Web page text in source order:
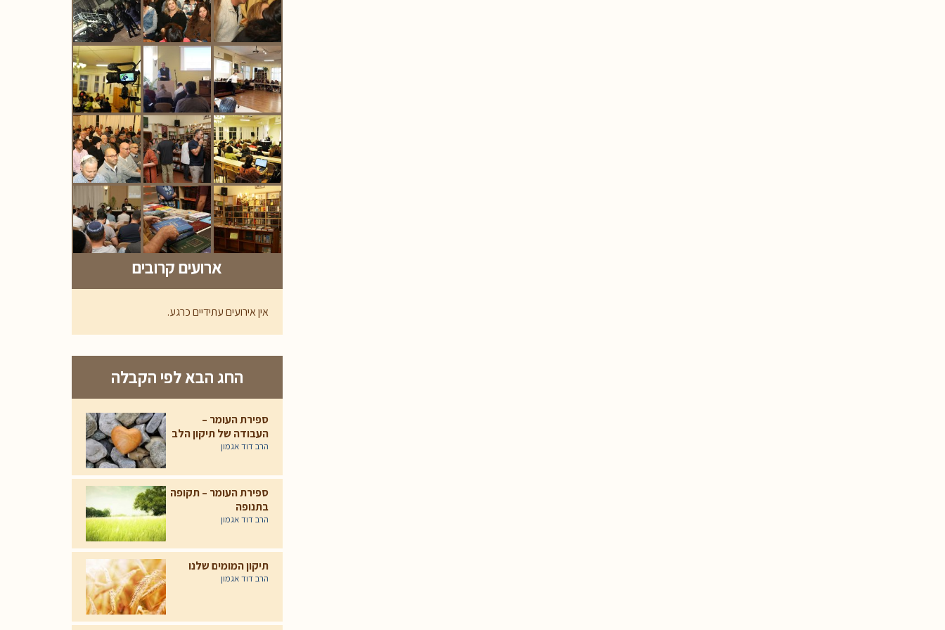
ארועים קרובים
אין אירועים עתידיים כרגע.
החג הבא לפי הקבלה
ספירת העומר –
העבודה של תיקון הלב
הרב דוד אגמון
ספירת העומר – תקופה
בתנופה
הרב דוד אגמון
תיקון המומים שלנו
הרב דוד אגמון